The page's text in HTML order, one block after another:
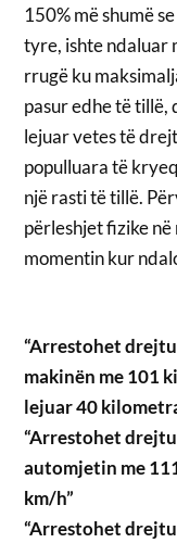
150% më shumë
tyre, ishte ndaluar
rrugë ku
pasur edhe të tillë,
lejuar vetes të
populluara të
një rasti të tillë.
përleshjet fizike
momentin kur
“Arrestohet
makinën me 101
lejuar 40
“Arrestohet
automjetin me
km/h”
“Arrestohet